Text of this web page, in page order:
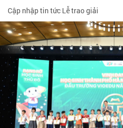
Cập nhập tin tức Lễ trao giải